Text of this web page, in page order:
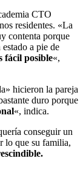
CTO
residentes. «La
contenta porque
a pie de
fácil posible«,
hicieron la pareja
duro porque
«, indica.
conseguir un
lo que su familia,